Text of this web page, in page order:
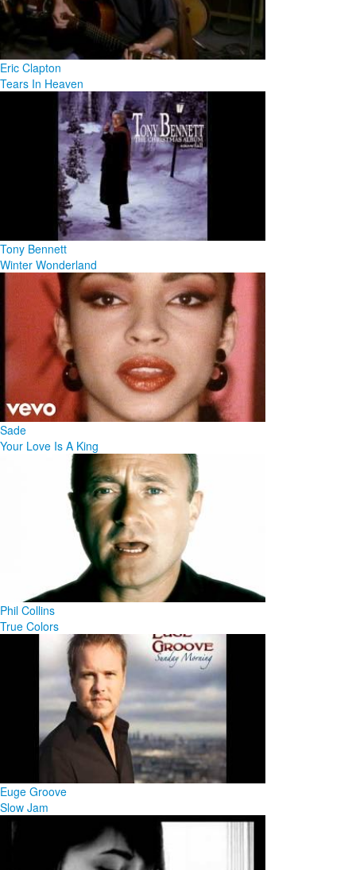
Eric Clapton
Tears In Heaven
Tony Bennett
Winter Wonderland
Sade
Your Love Is A King
Phil Collins
True Colors
Euge Groove
Slow Jam